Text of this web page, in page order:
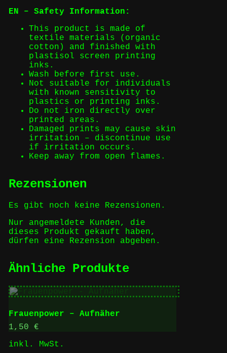
EN – Safety Information:
This product is made of
textile materials (organic
cotton) and finished with
plastisol screen printing
inks.
Wash before first use.
Not suitable for individuals
with known sensitivity to
plastics or printing inks.
Do not iron directly over
printed areas.
Damaged prints may cause skin
irritation – discontinue use
if irritation occurs.
Keep away from open flames.
Rezensionen
Es gibt noch keine Rezensionen.
Nur angemeldete Kunden, die
dieses Produkt gekauft haben,
dürfen eine Rezension abgeben.
Ähnliche Produkte
Frauenpower – Aufnäher
1,50 €
inkl. MwSt.